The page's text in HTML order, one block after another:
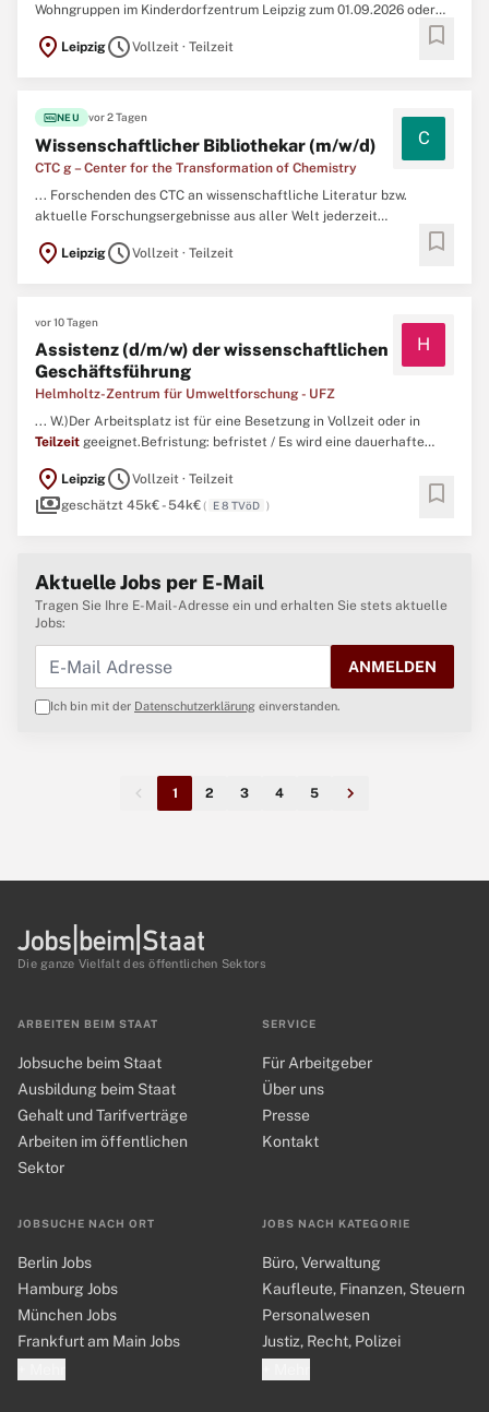
Wohngruppen im Kinderdorfzentrum Leipzig zum 01.09.2026 oder
Zusatzqualifikation inTeilzeit(30 Std. ...
location_on LeipzigscheduleVollzeit · Teilzeit bookmark
fiber_newNEU vor 2 Tagen
Wissenschaftlicher Bibliothekar (m/w/d)
CTC g – Center for the Transformation of Chemistry
C
... Forschenden des CTC an wissenschaftliche Literatur bzw.
aktuelle Forschungsergebnisse aus aller Welt jederzeit
sicherzustellen, suchen wir zum nächstmöglichen Zeitpunkt eine/n
Wissenschaftliche/n Bibliothekar/in (m/w/d) für den Aufbau eines
location_on LeipzigscheduleVollzeit · Teilzeit bookmark
vor 10 Tagen
Assistenz (d/m/w) der wissenschaftlichen
Geschäftsführung
Helmholtz-Zentrum für Umweltforschung - UFZ
H
... W.)Der Arbeitsplatz ist für eine Besetzung in Vollzeit oder in
Teilzeit geeignet.Befristung: befristet / Es wird eine dauerhafte
unbefristeten Arbeitsverhältnissen können direkt unbefristet
eingestellt werden. ...
location_on LeipzigscheduleVollzeit · Teilzeit
paymentsgeschätzt 45k€ - 54k€( E 8 TVöD ) bookmark
Aktuelle Jobs per E-Mail
Tragen Sie Ihre E-Mail-Adresse ein und erhalten Sie stets aktuelle
Jobs:
ANMELDEN
Ich bin mit der Datenschutzerklärung einverstanden.
1 2 3 4 5
Die ganze Vielfalt des öffentlichen Sektors
ARBEITEN BEIM STAAT
Jobsuche beim Staat
Ausbildung beim Staat
Gehalt und Tarifverträge
Arbeiten im öffentlichen
Sektor
JOBSUCHE NACH ORT
Berlin Jobs
Hamburg Jobs
München Jobs
Frankfurt am Main Jobs
JOBS NACH KATEGORIE
Büro, Verwaltung
Kaufleute, Finanzen, Steuern
Personalwesen
Justiz, Recht, Polizei
SERVICE
Für Arbeitgeber
Über uns
Presse
Kontakt